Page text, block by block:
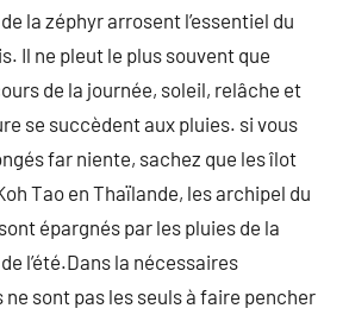
la zéphyr arrosent l’essentiel du
Il ne pleut le plus souvent que
de la journée, soleil, relâche et
se succèdent aux pluies. si vous
far niente, sachez que les îlot
Tao en Thaïlande, les archipel du
épargnés par les pluies de la
l’été.Dans la nécessaires
sont pas les seuls à faire pencher